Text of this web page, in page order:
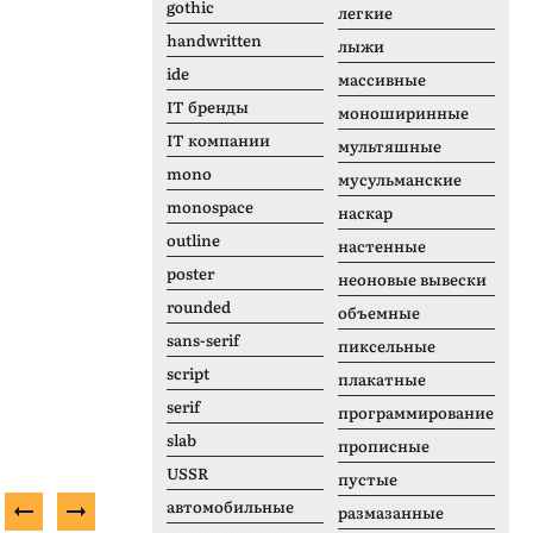
gothic
handwritten
ide
IT бренды
IT компании
mono
monospace
outline
poster
rounded
sans-serif
script
serif
slab
USSR
автомобильные
легкие
лыжи
массивные
моноширинные
мультяшные
мусульманские
наскар
настенные
неоновые вывески
объемные
пиксельные
плакатные
программирование
прописные
пустые
размазанные